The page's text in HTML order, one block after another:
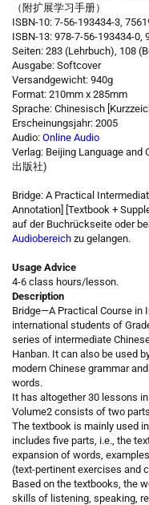
（附扩展学习手册）
ISBN-10: 7-56-193434-3,
ISBN-13: 978-7-56-193434-0,
Seiten: 283 (Lehrbuch), 108
Ausgabe: Softcover
Versandgewicht: 940g
Format: 210mm x 285mm
Sprache: Chinesisch
Erscheinungsjahr: 2005
Audio: Online Audio
Verlag: Beijing Language and
出版社)
Bridge: A Practical
Annotation] [Textbook +
auf der Buchrückseite oder
Audiobereich zu gelangen.
Usage Advice
4-6 class hours/lesson.
Description
Bridge—A Practical Course in
international students of
series of intermediate
Hanban. It can also be used
modern Chinese grammar
words.
It has altogether 30 lessons
Volume2 consists of two
The textbook is mainly used
includes five parts, i.e., the
expansion of words,
(text-pertinent exercises and
Based on the textbooks, the
skills of listening, speaking,